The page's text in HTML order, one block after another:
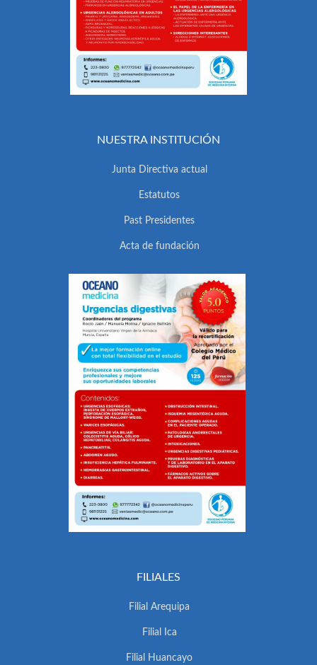
NUESTRA INSTITUCIÓN
Junta Directiva actual
Estatutos
Past Presidentes
Acta de fundación
FILIALES
Filial Arequipa
Filial Ica
Filial Huancayo